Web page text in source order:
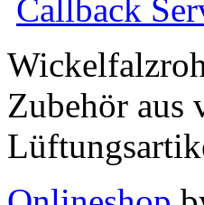
Callback
Zubehör aus